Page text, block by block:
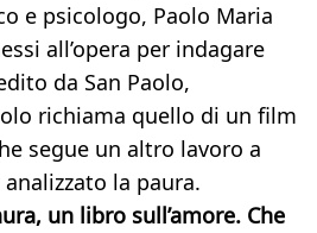
e psicologo, Paolo Maria
all’opera per indagare
da San Paolo,
richiama quello di un film
segue un altro lavoro a
la paura.
un libro sull’amore. Che